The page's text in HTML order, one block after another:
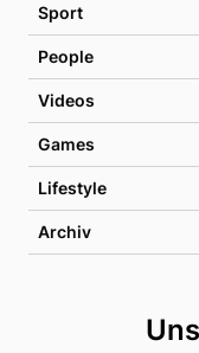
Sport
People
Videos
Games
Lifestyle
Archiv